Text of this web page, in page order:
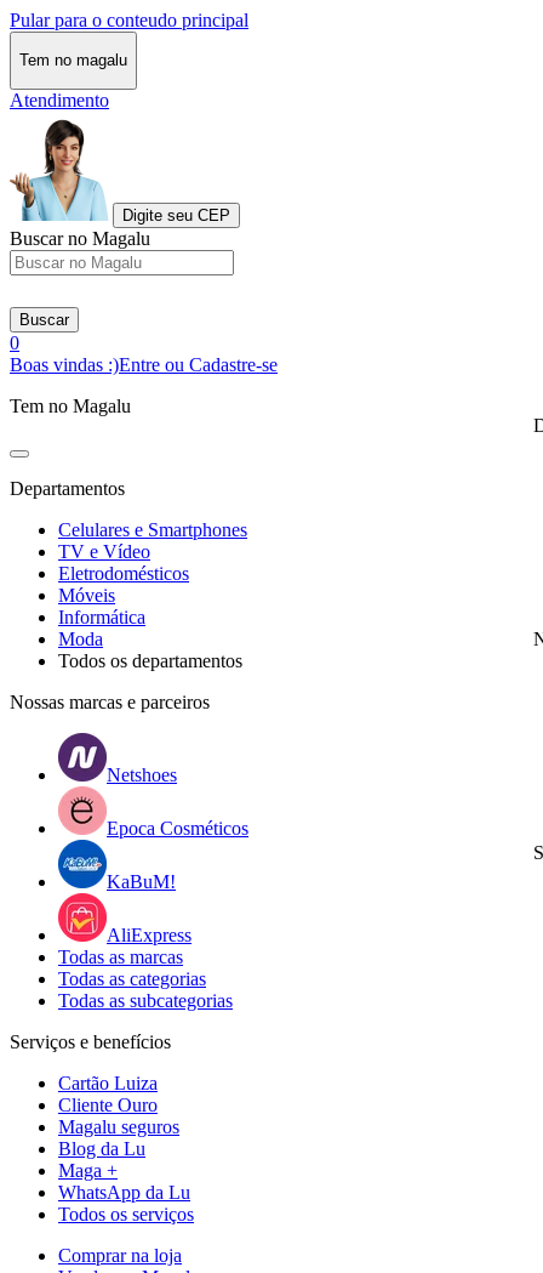
Pular para o conteudo principal
Tem no magalu
Atendimento
Digite seu CEP
Buscar no Magalu
Buscar
0
Boas vindas :)Entre ou Cadastre-se
Tem no Magalu
Departamentos
Celulares e Smartphones
TV e Vídeo
Eletrodomésticos
Móveis
Informática
Moda
Todos os departamentos
Nossas marcas e parceiros
Netshoes
Epoca Cosméticos
KaBuM!
AliExpress
Todas as marcas
Todas as categorias
Todas as subcategorias
Serviços e benefícios
Cartão Luiza
Cliente Ouro
Magalu seguros
Blog da Lu
Maga +
WhatsApp da Lu
Todos os serviços
Comprar na loja